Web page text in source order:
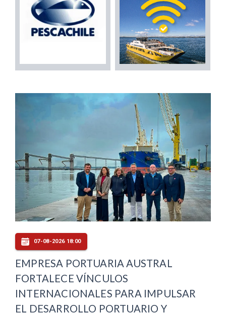
07-08-2026 18:00
EMPRESA PORTUARIA AUSTRAL
FORTALECE VÍNCULOS
INTERNACIONALES PARA IMPULSAR
EL DESARROLLO PORTUARIO Y